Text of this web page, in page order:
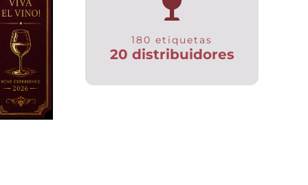
180 etiquetas
20 distribuidores